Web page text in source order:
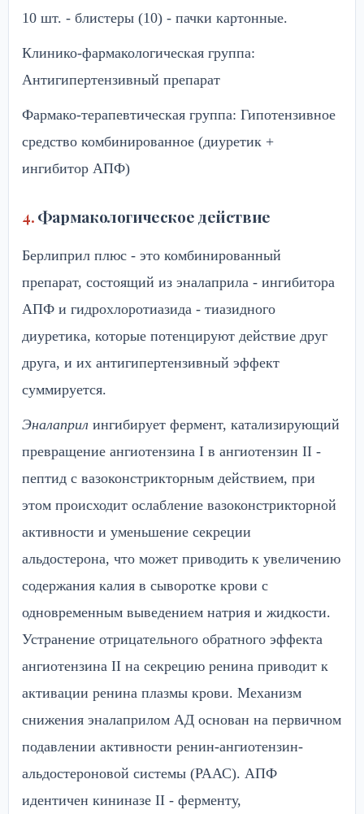
10 шт. - блистеры (10) - пачки картонные.
Клинико-фармакологическая группа:
Антигипертензивный препарат
Фармако-терапевтическая группа: Гипотензивное
средство комбинированное (диуретик +
ингибитор АПФ)
Фармакологическое действие
Берлиприл плюс - это комбинированный
препарат, состоящий из эналаприла - ингибитора
АПФ и гидрохлоротиазида - тиазидного
диуретика, которые потенцируют действие друг
друга, и их антигипертензивный эффект
суммируется.
Эналаприл ингибирует фермент, катализирующий
превращение ангиотензина I в ангиотензин II -
пептид с вазоконстрикторным действием, при
этом происходит ослабление вазоконстрикторной
активности и уменьшение секреции
альдостерона, что может приводить к увеличению
содержания калия в сыворотке крови с
одновременным выведением натрия и жидкости.
Устранение отрицательного обратного эффекта
ангиотензина II на секрецию ренина приводит к
активации ренина плазмы крови. Механизм
снижения эналаприлом АД основан на первичном
подавлении активности ренин-ангиотензин-
альдостероновой системы (РААС). АПФ
идентичен кининазе II - ферменту,